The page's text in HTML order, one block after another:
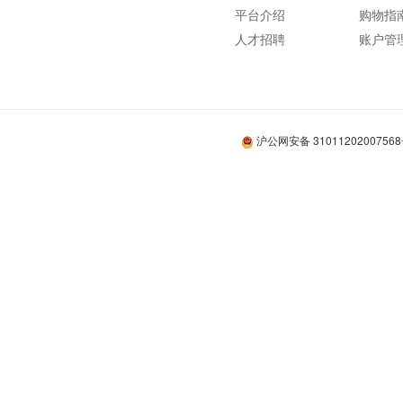
平台介绍
人才招聘
购物指
账户管
沪公网安备 31011202007568